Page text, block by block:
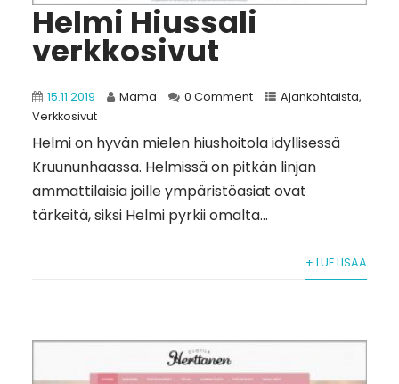
Helmi Hiussali
verkkosivut
15.11.2019 Mama 0 Comment Ajankohtaista,
Verkkosivut
Helmi on hyvän mielen hiushoitola idyllisessä
Kruununhaassa. Helmissä on pitkän linjan
ammattilaisia joille ympäristöasiat ovat
tärkeitä, siksi Helmi pyrkii omalta...
+ LUE LISÄÄ